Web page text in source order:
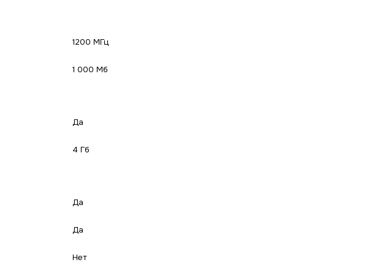
1200 МГц
1 000 Мб
Да
4 Гб
Да
Да
Нет